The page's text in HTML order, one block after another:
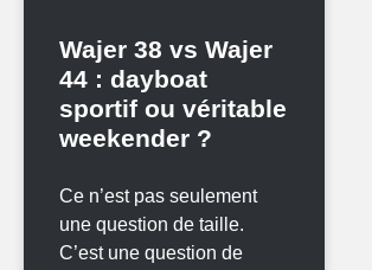
Wajer 38 vs Wajer
44 : dayboat
sportif ou véritable
weekender ?
Ce n’est pas seulement
une question de taille.
C’est une question de